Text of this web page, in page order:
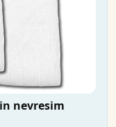
nevresim